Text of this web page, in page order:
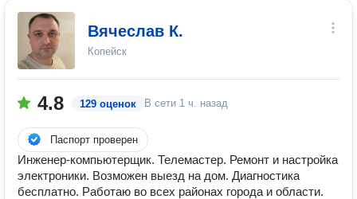
Вячеслав К.
Копейск
4.8 129 оценок В сети 1 ч. назад
Паспорт проверен
Инженер-компьютерщик. Телемастер. Ремонт и настройка
электроники. Возможен выезд на дом. Диагностика
бесплатно. Работаю во всех районах города и области.